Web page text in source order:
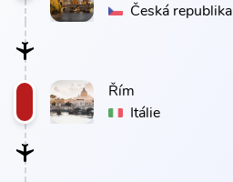
Česká republika
Řím
Itálie